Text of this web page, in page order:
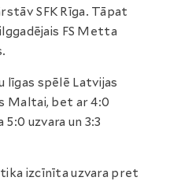
SFK Rīga. Tāpat
FS Metta
līgas spēlē Latvijas
Maltai, bet ar 4:0
uzvara un 3:3
izcīnīta uzvara pret